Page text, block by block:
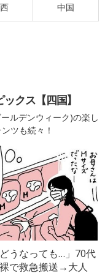
中国
クス【四国】
ルデンウィーク)の楽し
ツも続々！
どうなっても…」70代
で救急搬送→大人